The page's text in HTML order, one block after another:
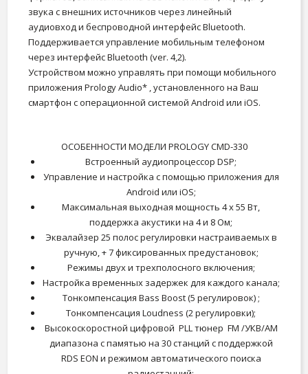
звука с внешних источников через линейный
аудиовход и беспроводной интерфейс Bluetooth.
Поддерживается управление мобильным телефоном
через интерфейс Bluetooth (ver. 4,2).
Устройством можно управлять при помощи мобильного
приложения Prology Audio* , установленного на Ваш
смартфон с операционной системой Android или iOS.
ОСОБЕННОСТИ МОДЕЛИ PROLOGY CMD-330
Встроенный аудиопроцессор DSP;
Управление и настройка с помощью приложения для
Android или iOS;
Максимальная выходная мощность 4 х 55 Вт,
поддержка акустики на 4 и 8 Ом;
Эквалайзер 25 полос регулировки настраиваемых в
ручную, + 7 фиксированных предустановок;
Режимы двух и трехполосного включения;
Настройка временных задержек для каждого канала;
Тонкомпенсация Bass Boost (5 регулировок) ;
Тонкомпенсация Loudness (2 регулировки);
Высокоскоростной цифровой PLL тюнер FM /УКВ/AM
диапазона с памятью на 30 станций c поддержкой
RDS EON и режимом автоматического поиска